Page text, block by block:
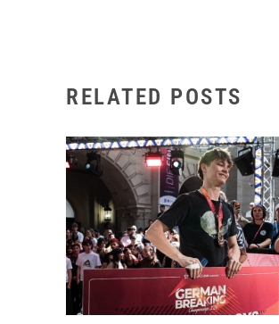
RELATED POSTS